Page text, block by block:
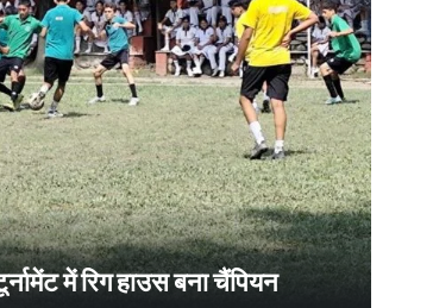
में रिग हाउस बना चैंपियन